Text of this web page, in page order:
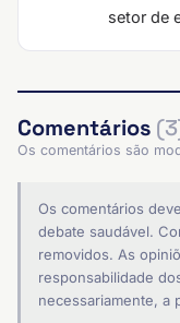
setor de
Comentários
Os comentários são
Os comentários
debate saudável.
removidos. As
responsabilidade
necessariamente, a